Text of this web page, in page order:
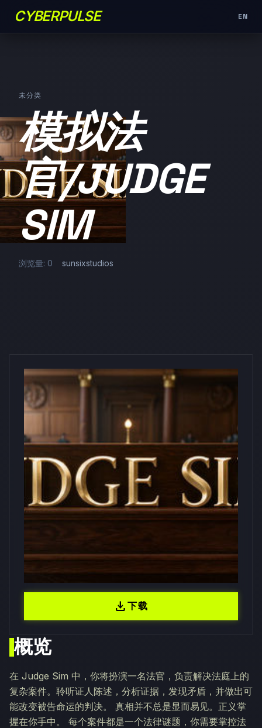
CYBERPULSE EN
未分类
模拟法
官/JUDGE
SIM
浏览量: 0 sunsixstudios
概览
在 Judge Sim 中，你将扮演一名法官，负责解决法庭上的
复杂案件。聆听证人陈述，分析证据，发现矛盾，并做出可
能改变被告命运的判决。 真相并不总是显而易见。正义掌
握在你手中。 每个案件都是一个法律谜题，你需要掌控法
download下载